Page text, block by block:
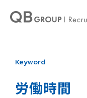
Keyword
労働時間